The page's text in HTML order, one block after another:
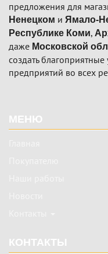
предложения для
Ненецком и Ямало-
Республике Коми,
даже Московской
создать
предприятий во всех
МЕНЮ
КОНТАКТЫ